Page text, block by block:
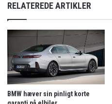
RELATEREDE ARTIKLER
BMW hæver sin pinligt korte